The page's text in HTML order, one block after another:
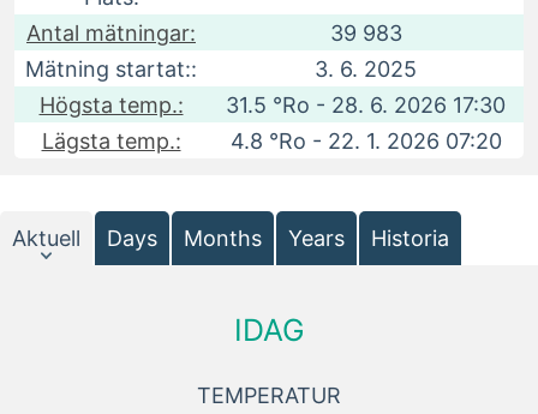
Antal mätningar:
39 983
Mätning startat::
3. 6. 2025
Högsta temp.:
31.5 °Ro - 28. 6. 2026 17:30
Lägsta temp.:
4.8 °Ro - 22. 1. 2026 07:20
Aktuell Days Months Years Historia
IDAG
TEMPERATUR